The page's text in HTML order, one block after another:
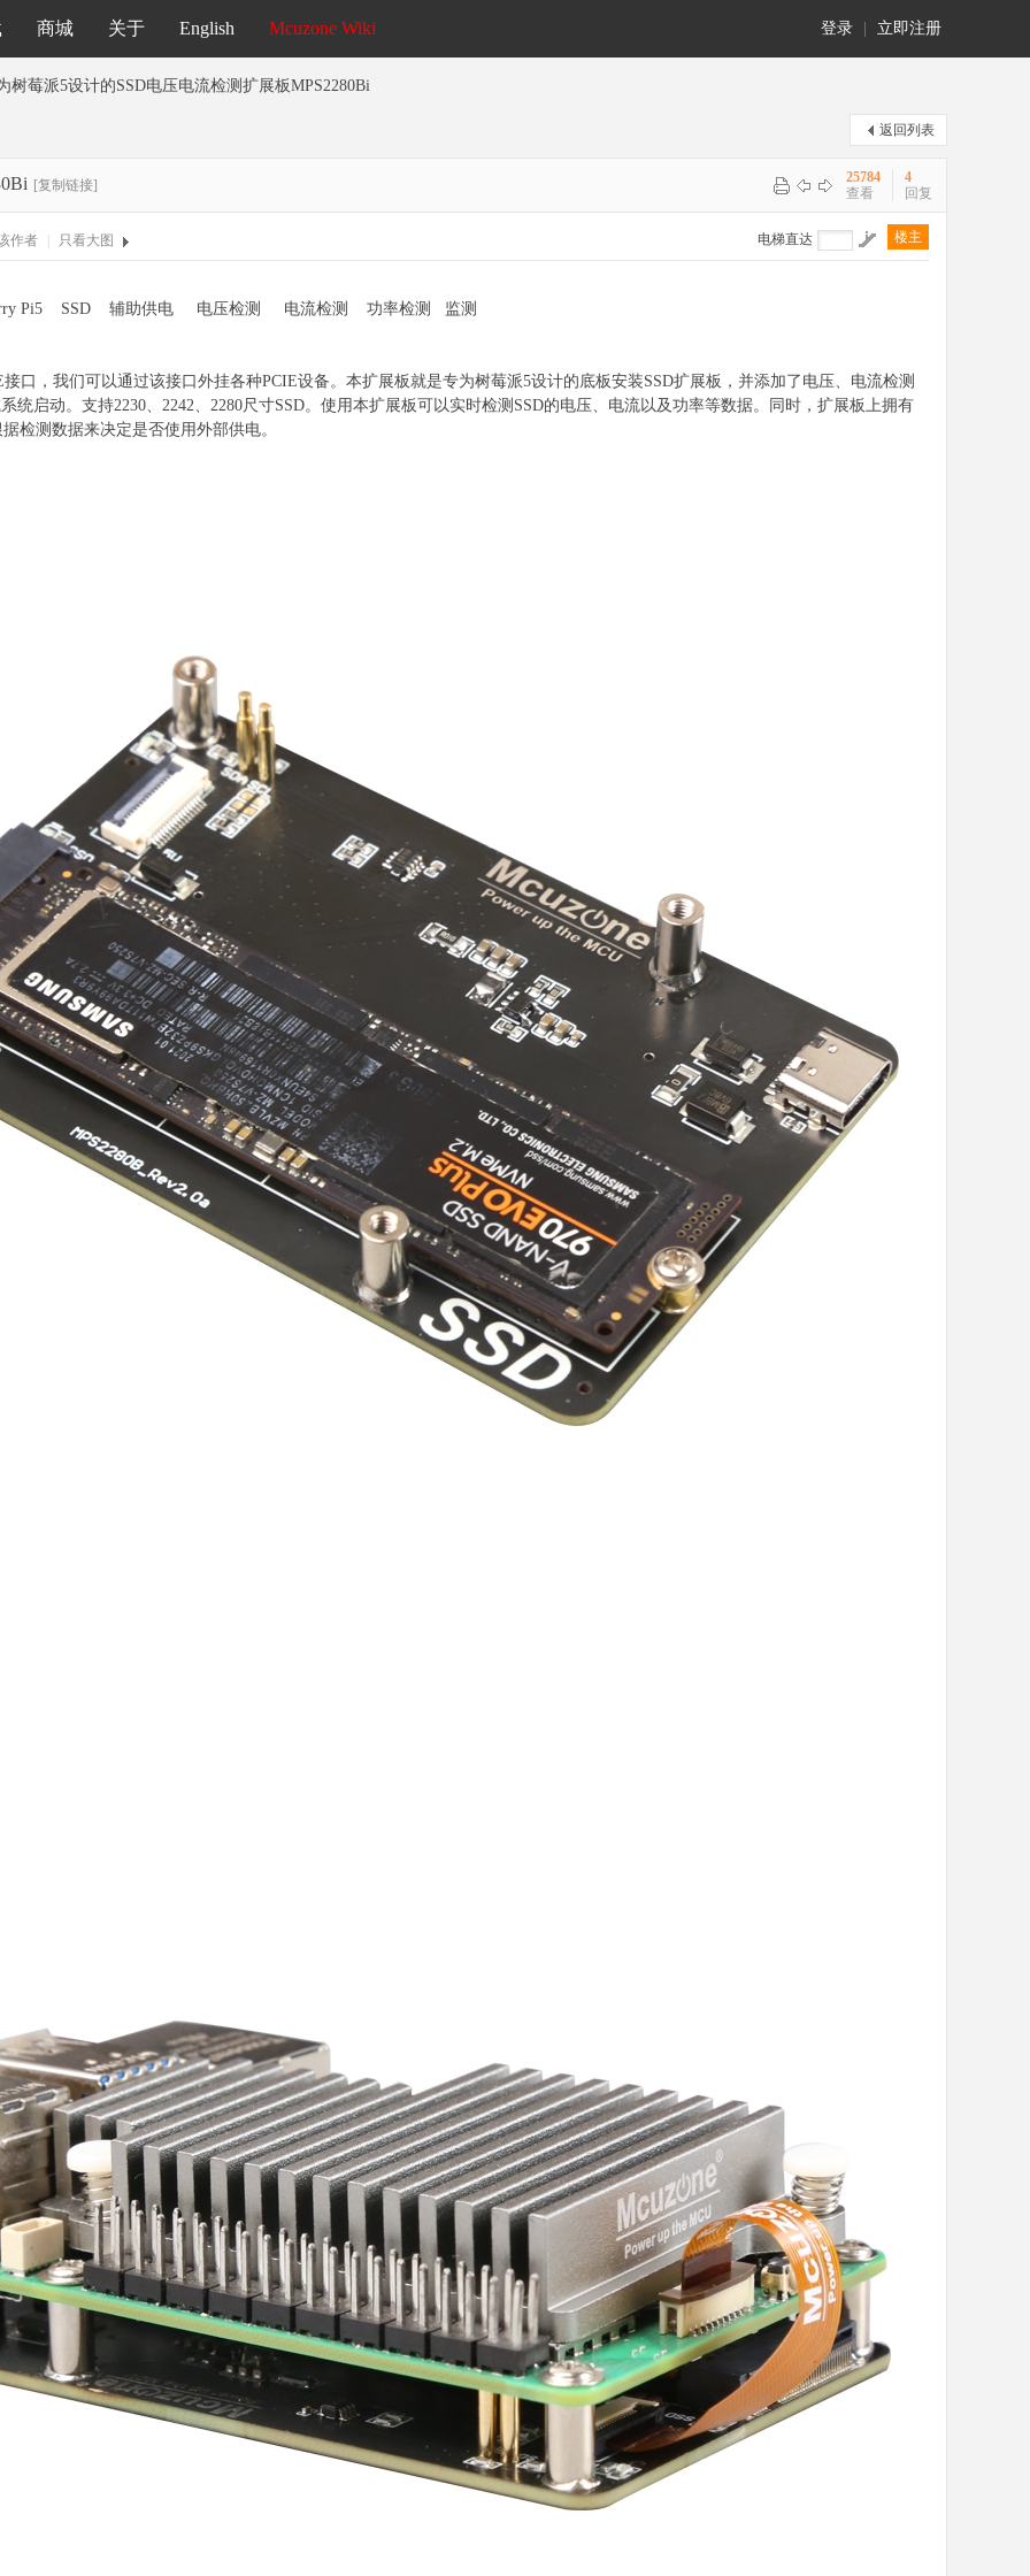
登录 立即注册
商城 关于 English Mcuzone Wiki
树莓派5设计的SSD电压电流检测扩展板MPS2280Bi
返回列表
[复制链接]
4
回复
25784
查看
楼主
电梯直达
作者 只看大图
Pi5 SSD 辅助供电 电压检测 电流检测 功率检测 监测
接口，我们可以通过该接口外挂各种PCIE设备。本扩展板就是专为树莓派5设计的底板安装SSD扩展板，并添加了电压、电流检测
统启动。支持2230、2242、2280尺寸SSD。使用本扩展板可以实时检测SSD的电压、电流以及功率等数据。同时，扩展板上拥有
检测数据来决定是否使用外部供电。